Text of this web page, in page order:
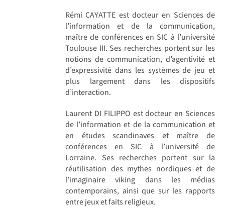
Rémi CAYATTE est docteur en Sciences de
l’information et de la communication,
maître de conférences en SIC à l’université
Toulouse III. Ses recherches portent sur les
notions de communication, d’agentivité et
d’expressivité dans les systèmes de jeu et
plus largement dans les dispositifs
d’interaction.
Laurent DI FILIPPO est docteur en Sciences
de l’information et de la communication et
en études scandinaves et maître de
conférences en SIC à l’université de
Lorraine. Ses recherches portent sur la
réutilisation des mythes nordiques et de
l’imaginaire viking dans les médias
contemporains, ainsi que sur les rapports
entre jeux et faits religieux.